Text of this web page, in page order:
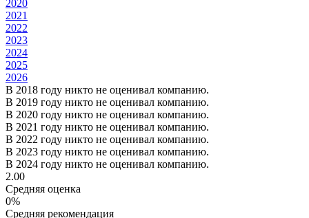
2020
2021
2022
2023
2024
2025
2026
В 2018 году никто не оценивал компанию.
В 2019 году никто не оценивал компанию.
В 2020 году никто не оценивал компанию.
В 2021 году никто не оценивал компанию.
В 2022 году никто не оценивал компанию.
В 2023 году никто не оценивал компанию.
В 2024 году никто не оценивал компанию.
2.00
Средняя оценка
0%
Средняя рекомендация